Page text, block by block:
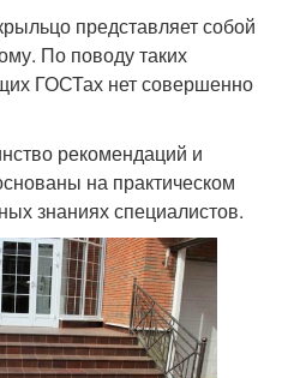
представляет собой
По поводу таких
ГОСТах нет совершенно
рекомендаций и
на практическом
знаниях специалистов.